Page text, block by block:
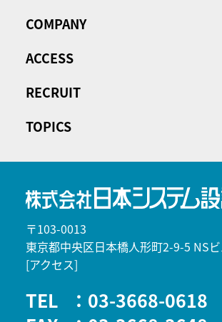
〒103-0013
東京都中央区日本橋人形町2-9-5 NS
[アクセス]
TEL
：03-3668-0618
COMPANY
ACCESS
RECRUIT
TOPICS